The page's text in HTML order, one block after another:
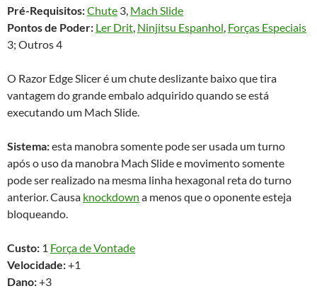
Pré-Requisitos:Chute 3, Mach Slide
Pontos de Poder: Ler Drit, Ninjitsu Espanhol, Forças Especiais
3; Outros 4
O Razor Edge Slicer é um chute deslizante baixo que tira
vantagem do grande embalo adquirido quando se está
executando um Mach Slide.
Sistema:esta manobra somente pode ser usada um turno
após o uso da manobra Mach Slide e movimento somente
pode ser realizado na mesma linha hexagonal reta do turno
anterior. Causa knockdown a menos que o oponente esteja
bloqueando.
Custo: 1 Força de Vontade
Velocidade:+1
Dano:+3